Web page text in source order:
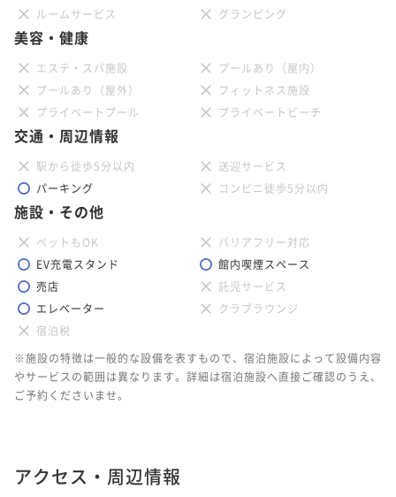
ルームサービス
グランピング
美容・健康
エステ・スパ施設
プールあり（屋内）
プールあり（屋外）
フィットネス施設
プライベートプール
プライベートビーチ
交通・周辺情報
駅から徒歩5分以内
送迎サービス
パーキング
コンビニ徒歩5分以内
施設・その他
ペットもOK
バリアフリー対応
EV充電スタンド
館内喫煙スペース
売店
託児サービス
エレベーター
クラブラウンジ
宿泊税
※施設の特徴は一般的な設備を表すもので、宿泊施設によって設備内容
やサービスの範囲は異なります。詳細は宿泊施設へ直接ご確認のうえ、
ご予約くださいませ。
アクセス・周辺情報